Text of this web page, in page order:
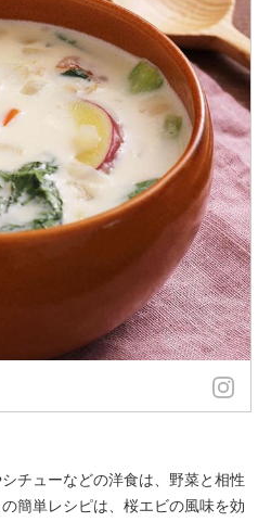
チューなどの洋食は、野菜と相性
簡単レシピは、桜エビの風味を効